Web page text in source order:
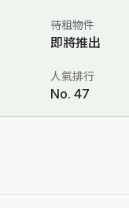
待租物件
即將推出
人氣排行
No. 47